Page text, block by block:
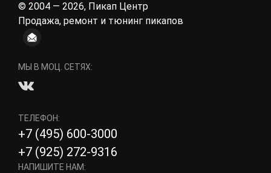
© 2004 — 2026, Пикап Центр
Продажа, ремонт и тюнинг пикапов
МЫ В МОЦ. СЕТЯХ:
ТЕЛЕФОН:
+7 (495) 600-3000
+7 (925) 272-9316
НАПИШИТЕ НАМ: